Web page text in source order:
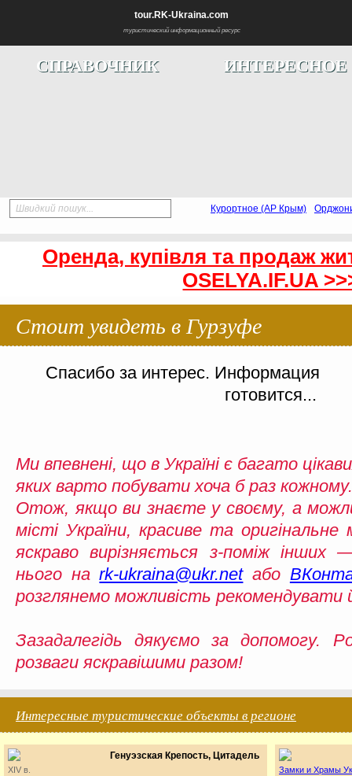
tour.RK-Ukraina.com
туристический информационный ресурс
СПРАВОЧНИК ИНТЕРЕСНОЕ
Швидкий пошук... Курортное (АР Крым)
Оренда, купівля та продаж
OSELYA.IF.UA
Стоит увидеть в Гурзуфе
Спасибо за интерес. Информация
готовится...
Ми впевнені, що в Україні є багато
яких варто побувати хоча б раз
Отож, якщо ви знаєте у своєму, а
місті України, красиве та оригінальне
яскраво вирізняється з-поміж
нього наrk-ukraina@ukr.netабо
розглянемо можливість рекомендувати
Зазадалегідь дякуємо за допомогу.
розваги яскравішими разом!
Интересные туристические объекты в регионе
Генуэзская Крепость, Цитадель
XIV в.
Замки и Храмы